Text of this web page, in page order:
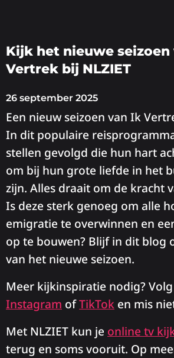
Kijk het nieuwe seizoen
Vertrek bij NLZIET
26 september 2025
Een nieuw seizoen van Ik
In dit populaire
stellen gevolgd die hun hart
om bij hun grote liefde in het
zijn. Alles draait om de kracht
Is deze sterk genoeg om alle
emigratie te overwinnen en
op te bouwen? Blijf in dit blog
van het nieuwe seizoen.
Meer kijkinspiratie nodig?
Instagram ofTikTok en mis
Met NLZIET kun je online tv
terug en soms vooruit. Op